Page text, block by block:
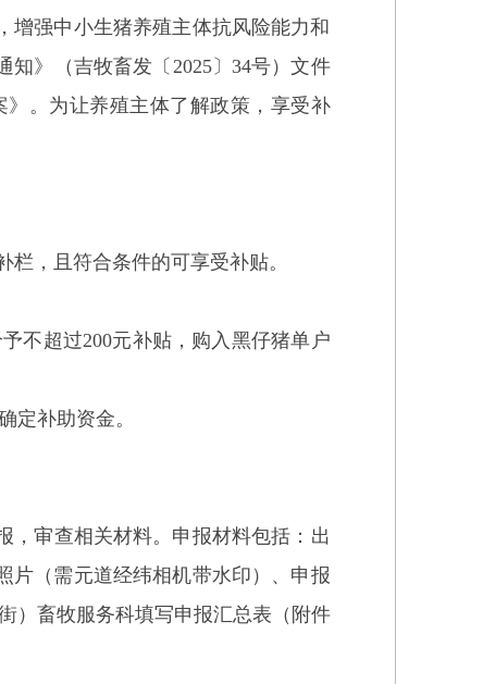
强中小生猪养殖主体抗风险能力和
知》（吉牧畜发 〔2025〕 34号）文件
。 为让养殖主体了解政策，享受补
栏，且符合条件的可享受补贴。
不超过200元补贴，购入黑仔猪单户
补助资金。
，审查相关材料。申报材料包括：出
（需元道经纬相机带水印）、 申报
） 畜牧服务科填写申报汇总表（附件